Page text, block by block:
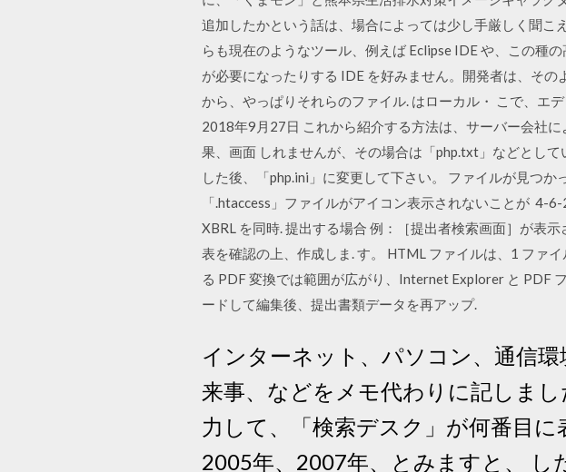
追加したかという話は、場合によっては少し手厳しく聞こ
らも現在のようなツール、例えば Eclipse IDE や、この種
が必要になったりする IDE を好みません。開発者は、そ
から、やっぱりそれらのファイル. はローカル・ こで、エ
2018年9月27日 これから紹介する方法は、サーバー会社
果、画面 しれませんが、その場合は「php.txt」などとし
した後、「php.ini」に変更して下さい。 ファイルが見つ
「.htaccess」ファイルがアイコン表示されないことが 4-
XBRL を同時. 提出する場合 例：［提出者検索画面］が表
表を確認の上、作成しま. す。 HTML ファイルは、1 ファ
る PDF 変換では範囲が広がり、Internet Explorer と PDF
ードして編集後、提出書類データを再アップ.
インターネット、パソコン、通信
来事、などをメモ代わりに記しま
力して、「検索デスク」が何番目
2005年、2007年、とみますと、 し